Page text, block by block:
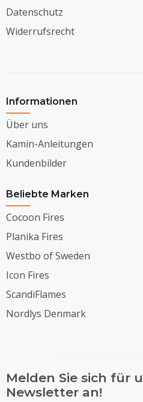
Datenschutz
Widerrufsrecht
Informationen
Über uns
Kamin-Anleitungen
Kundenbilder
Beliebte Marken
Cocoon Fires
Planika Fires
Westbo of Sweden
Icon Fires
ScandiFlames
Nordlys Denmark
Melden Sie sich für
Newsletter an!